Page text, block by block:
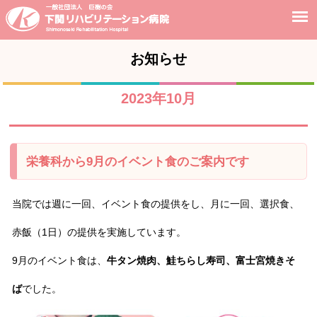
お知らせ
2023年10月
栄養科から9月のイベント食のご案内です
当院では週に一回、イベント食の提供をし、月に一回、選択食、
赤飯（1日）の提供を実施しています。
9月のイベント食は、牛タン焼肉、鮭ちらし寿司、富士宮焼きそ
ばでした。